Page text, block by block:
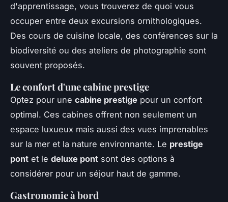
d'apprentissage, vous trouverez de quoi vous
occuper entre deux excursions ornithologiques.
Des cours de cuisine locale, des conférences sur la
biodiversité ou des ateliers de photographie sont
souvent proposés.
Le confort d'une cabine prestige
Optez pour une cabine prestige pour un confort
optimal. Ces cabines offrent non seulement un
espace luxueux mais aussi des vues imprenables
sur la mer et la nature environnante. Le prestige
pont et le deluxe pont sont des options à
considérer pour un séjour haut de gamme.
Gastronomie à bord